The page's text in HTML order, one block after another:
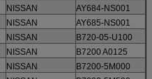
NISSAN
AY684-NS001
NISSAN
AY685-NS001
NISSAN
B720-05-U100
NISSAN
B7200 A0125
NISSAN
B7200-5M000